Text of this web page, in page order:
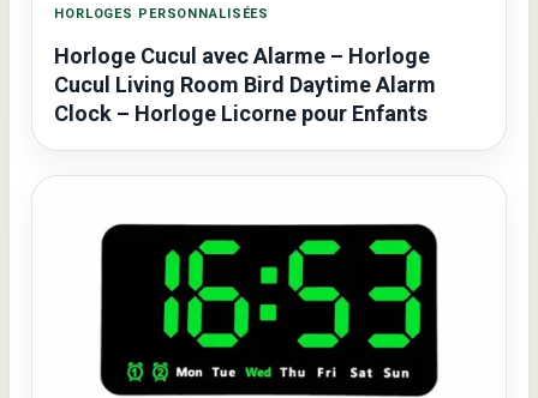
HORLOGES PERSONNALISÉES
Horloge Cucul avec Alarme – Horloge
Cucul Living Room Bird Daytime Alarm
Clock – Horloge Licorne pour Enfants